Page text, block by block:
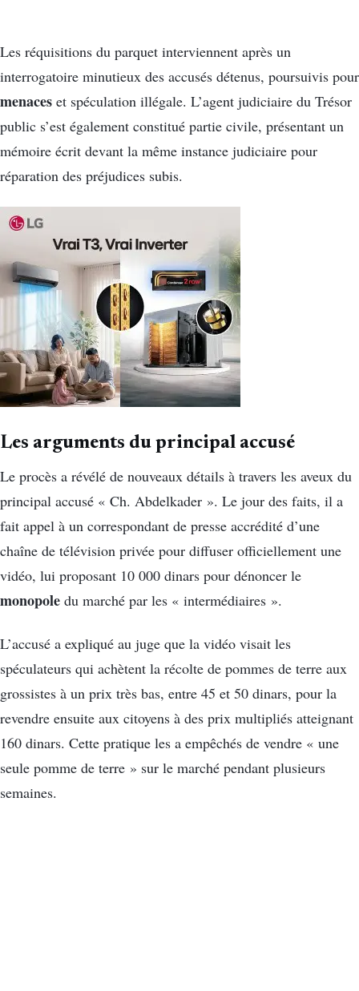
Les réquisitions du parquet interviennent après un
interrogatoire minutieux des accusés détenus, poursuivis pour
menaces et spéculation illégale. L’agent judiciaire du Trésor
public s’est également constitué partie civile, présentant un
mémoire écrit devant la même instance judiciaire pour
réparation des préjudices subis.
Les arguments du principal accusé
Le procès a révélé de nouveaux détails à travers les aveux du
principal accusé « Ch. Abdelkader ». Le jour des faits, il a
fait appel à un correspondant de presse accrédité d’une
chaîne de télévision privée pour diffuser officiellement une
vidéo, lui proposant 10 000 dinars pour dénoncer le
monopole du marché par les « intermédiaires ».
L’accusé a expliqué au juge que la vidéo visait les
spéculateurs qui achètent la récolte de pommes de terre aux
grossistes à un prix très bas, entre 45 et 50 dinars, pour la
revendre ensuite aux citoyens à des prix multipliés atteignant
160 dinars. Cette pratique les a empêchés de vendre « une
seule pomme de terre » sur le marché pendant plusieurs
semaines.